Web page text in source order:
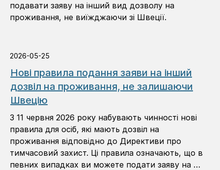
подавати заяву на інший вид дозволу на
проживання, не виїжджаючи зі Швеції.
2026-05-25
Нові правила подання заяви на інший
дозвіл на проживання, не залишаючи
Швецію
З 11 червня 2026 року набувають чинності нові
правила для осіб, які мають дозвіл на
проживання відповідно до Директиви про
тимчасовий захист. Ці правила означають, що в
певних випадках ви можете подати заяву на …